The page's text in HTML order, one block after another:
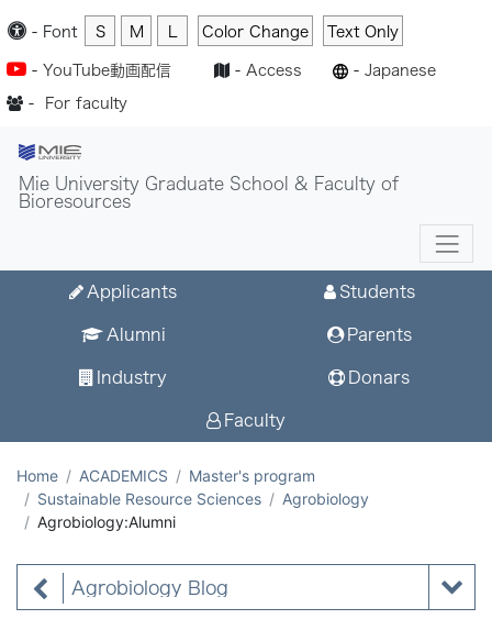
- Font S M Color Change Text Only
- YouTube動画配信 - Access - Japanese
- For faculty
Mie University Graduate School & Faculty of
Bioresources
Applicants Students
Alumni Parents
Industry Donars
Faculty
Home ACADEMICS
Master's program
Sustainable Resource Sciences
Agrobiology
Agrobiology:Alumni
Agrobiology Blog